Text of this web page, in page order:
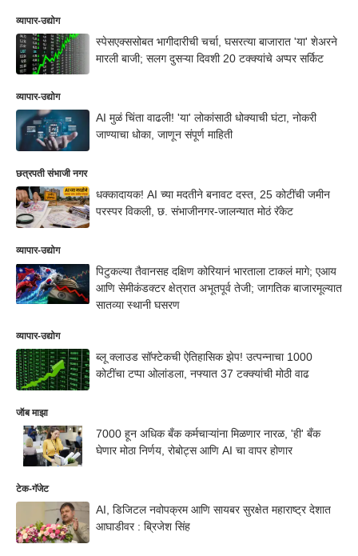
व्यापार-उद्योग
स्पेसएक्ससोबत भागीदारीची चर्चा, घसरत्या बाजारात 'या' शेअरने
मारली बाजी; सलग दुसऱ्या दिवशी 20 टक्क्यांचे अप्पर सर्किट
व्यापार-उद्योग
AI मुळं चिंता वाढली! 'या' लोकांसाठी धोक्याची घंटा, नोकरी
जाण्याचा धोका, जाणून संपूर्ण माहिती
छत्रपती संभाजी नगर
धक्कादायक! AI च्या मदतीने बनावट दस्त, 25 कोटींची जमीन
परस्पर विकली, छ. संभाजीनगर-जालन्यात मोठं रॅकेट
व्यापार-उद्योग
पिटुकल्या तैवानसह दक्षिण कोरियानं भारताला टाकलं मागे; एआय
आणि सेमीकंडक्टर क्षेत्रात अभूतपूर्व तेजी; जागतिक बाजारमूल्यात
सातव्या स्थानी घसरण
व्यापार-उद्योग
ब्लू क्लाउड सॉफ्टेकची ऐतिहासिक झेप! उत्पन्नाचा 1000
कोटींचा टप्पा ओलांडला, नफ्यात 37 टक्क्यांची मोठी वाढ
जॅाब माझा
7000 हून अधिक बँक कर्मचाऱ्यांना मिळणार नारळ, 'ही' बँक
घेणार मोठा निर्णय, रोबोट्स आणि AI चा वापर होणार
टेक-गॅजेट
AI, डिजिटल नवोपक्रम आणि सायबर सुरक्षेत महाराष्ट्र देशात
आघाडीवर : ब्रिजेश सिंह